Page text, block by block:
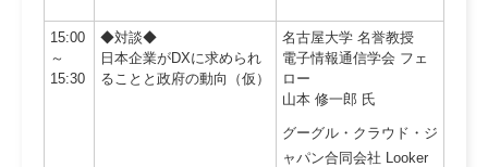
15:00
～
15:30
◆対談◆
日本企業がDXに求められ
ることと政府の動向（仮）
名古屋大学 名誉教授
電子情報通信学会 フェ
ロー
山本 修一郎 氏
グーグル・クラウド・ジ
ャパン合同会社 Looker